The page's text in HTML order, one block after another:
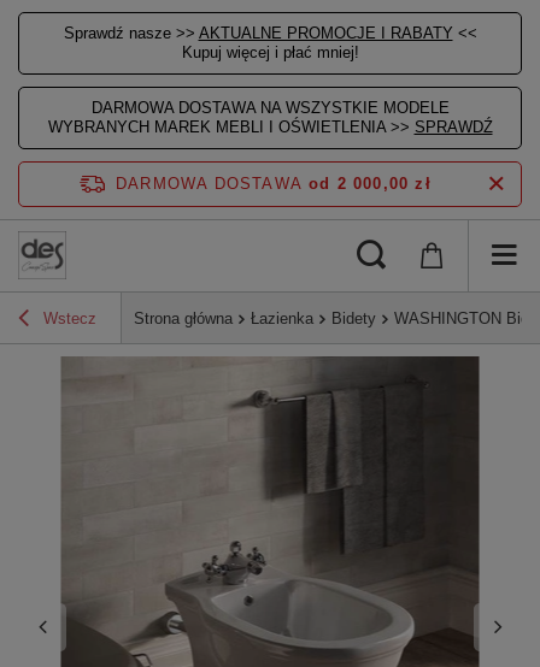
Sprawdź nasze >> AKTUALNE PROMOCJE I RABATY <<
Kupuj więcej i płać mniej!
DARMOWA DOSTAWA NA WSZYSTKIE MODELE
WYBRANYCH MAREK MEBLI I OŚWIETLENIA >> SPRAWDŹ
DARMOWA DOSTAWA od 2 000,00 zł
Wstecz Strona główna Łazienka Bidety WASHINGTON